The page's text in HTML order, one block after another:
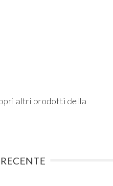
altri prodotti della